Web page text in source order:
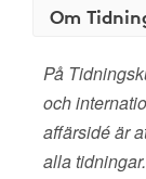
Om
På
och
affärsidé är
alla tidningar.